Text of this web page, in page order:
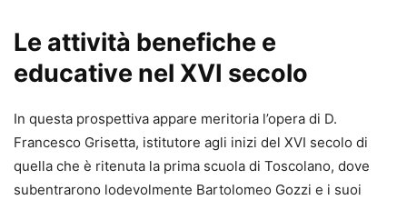
Le attività benefiche e
educative nel XVI secolo
In questa prospettiva appare meritoria l’opera di D.
Francesco Grisetta, istitutore agli inizi del XVI secolo di
quella che è ritenuta la prima scuola di Toscolano, dove
subentrarono lodevolmente Bartolomeo Gozzi e i suoi